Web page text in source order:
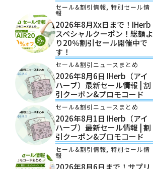
セール&割引情報, 特別セール情
報
2026年8月xx日まで！iHerb
スペシャルクーポン！総額よ
り20％割引セール開催中で
す！
セール&割引ニュースまとめ
2026年8月6日 IHerb（アイ
ハーブ）最新セール情報 | 割
引クーポン&プロモコード
セール&割引ニュースまとめ
2026年8月1日 IHerb（アイ
ハーブ）最新セール情報 | 割
引クーポン&プロモコード
セール&割引情報, 特別セール情
報
2026年8月6日まで！サプリ